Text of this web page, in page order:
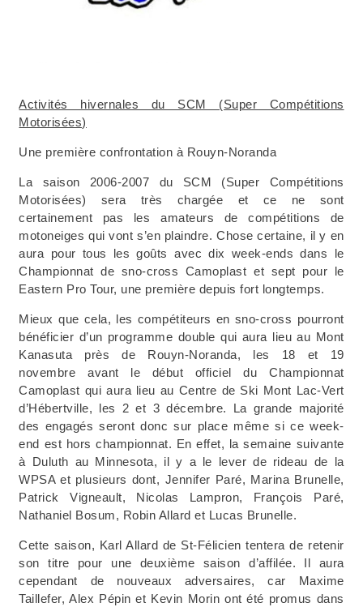
Activités hivernales du SCM (Super Compétitions
Motorisées)
Une première confrontation à Rouyn-Noranda
La saison 2006-2007 du SCM (Super Compétitions
Motorisées) sera très chargée et ce ne sont
certainement pas les amateurs de compétitions de
motoneiges qui vont s’en plaindre. Chose certaine, il y en
aura pour tous les goûts avec dix week-ends dans le
Championnat de sno-cross Camoplast et sept pour le
Eastern Pro Tour, une première depuis fort longtemps.
Mieux que cela, les compétiteurs en sno-cross pourront
bénéficier d’un programme double qui aura lieu au Mont
Kanasuta près de Rouyn-Noranda, les 18 et 19
novembre avant le début officiel du Championnat
Camoplast qui aura lieu au Centre de Ski Mont Lac-Vert
d’Hébertville, les 2 et 3 décembre. La grande majorité
des engagés seront donc sur place même si ce week-
end est hors championnat. En effet, la semaine suivante
à Duluth au Minnesota, il y a le lever de rideau de la
WPSA et plusieurs dont, Jennifer Paré, Marina Brunelle,
Patrick Vigneault, Nicolas Lampron, François Paré,
Nathaniel Bosum, Robin Allard et Lucas Brunelle.
Cette saison, Karl Allard de St-Félicien tentera de retenir
son titre pour une deuxième saison d’affilée. Il aura
cependant de nouveaux adversaires, car Maxime
Taillefer, Alex Pépin et Kevin Morin ont été promus dans